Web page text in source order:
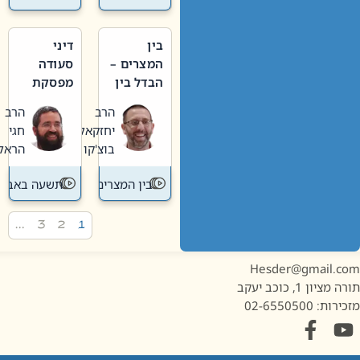
בין
המצרים –
הבדל בין
חדשה
לישנה
הרב
יחזקאל
בוצ'קו
בין המצרים
דיני
סעודה
מפסקת
תשעה
באב
הרב
חגי
הראל
תשעה באב
1, כוכב יעקב
02-6550500